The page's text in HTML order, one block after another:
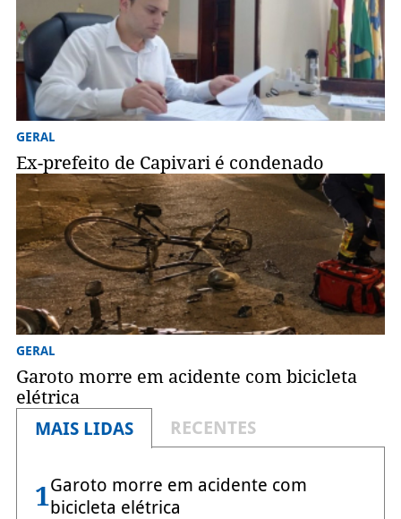
GERAL
Ex-prefeito de Capivari é condenado
GERAL
Garoto morre em acidente com bicicleta
elétrica
MAIS LIDAS
RECENTES
1Garoto morre em acidente com
bicicleta elétrica